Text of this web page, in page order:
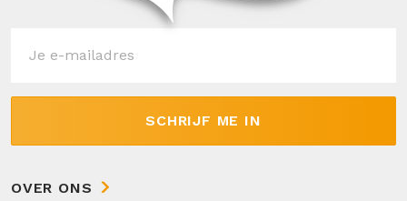
OVER ONS
SCHRIJF ME IN